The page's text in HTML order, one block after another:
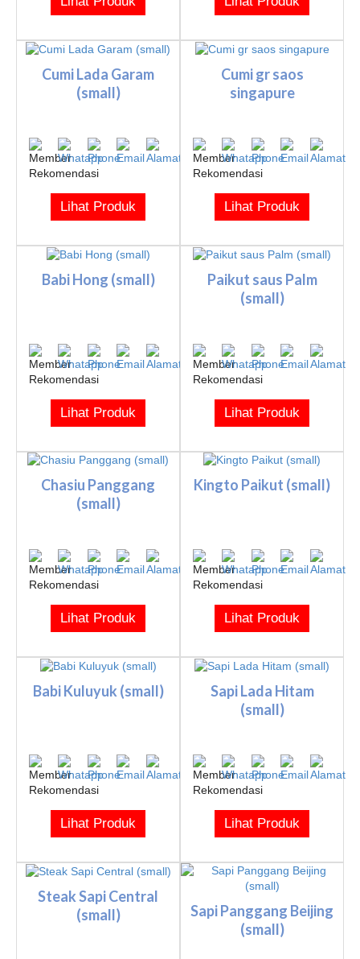
Cumi Lada Garam
(small)
Lihat Produk
Cumi gr saos
singapure
Lihat Produk
Babi Hong (small)
Lihat Produk
Paikut saus Palm
(small)
Lihat Produk
Chasiu Panggang
(small)
Lihat Produk
Kingto Paikut (small)
Lihat Produk
Babi Kuluyuk (small)
Lihat Produk
Sapi Lada Hitam
(small)
Lihat Produk
Steak Sapi Central
(small)
Sapi Panggang Beijing
(small)